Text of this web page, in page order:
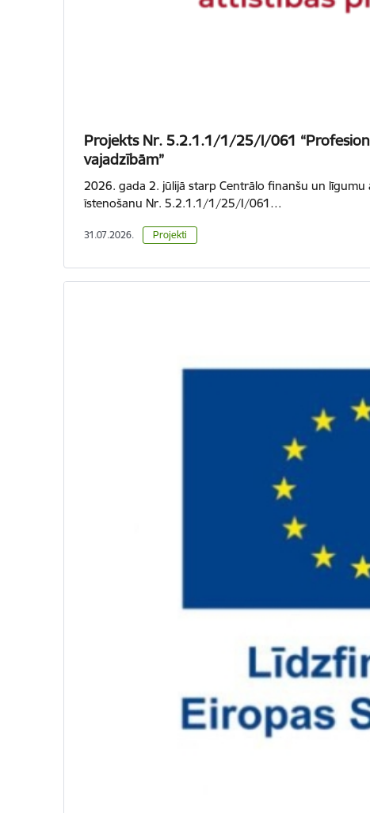
Projekts Nr. 5.2.1.1/1/25/I/061
vajadzībām”
2026. gada 2. jūlijā starp Centrālo finanšu un
īstenošanu Nr. 5.2.1.1/1/25/I/061…
31.07.2026. Projekti